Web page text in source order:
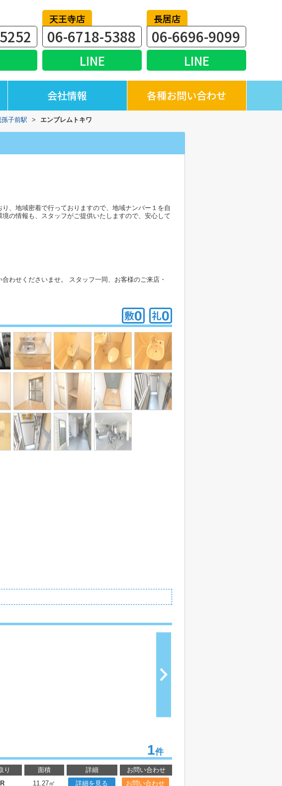
天王寺店
06-6718-5388
LINE
長居店
06-6696-9099
LINE
会社情報 各種お問い合わせ
孫子前駅 > エンブレムトキワ
、地域密着で行っておりますので、地域ナンバー１を自
の情報も、スタッフがご提供いたしますので、安心して
わせくださいませ。 スタッフ一同、お客様のご来店・
1件
り 面積 詳細
お問い合わせ
11.27㎡ 詳細を見る お問い合わせ